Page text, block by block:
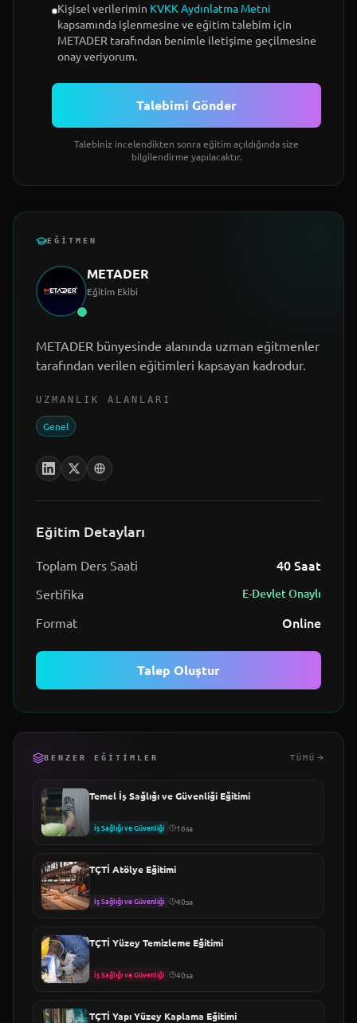
Kişisel verilerimin KVKK Aydınlatma Metni
kapsamında işlenmesine ve eğitim talebim için
METADER tarafından benimle iletişime geçilmesine
onay veriyorum.
Talebimi Gönder
Talebiniz incelendikten sonra eğitim açıldığında size
bilgilendirme yapılacaktır.
EĞITMEN
METADER
Eğitim Ekibi
METADER bünyesinde alanında uzman eğitmenler
tarafından verilen eğitimleri kapsayan kadrodur.
UZMANLIK ALANLARI
Genel
Eğitim Detayları
Toplam Ders Saati 40Saat
Sertifika E-Devlet Onaylı
Format Online
Talep Oluştur
BENZER EĞITIMLER TÜMÜ
Temel İş Sağlığı ve Güvenliği Eğitimi
İş Sağlığı ve Güvenliği 16sa
TÇTİ Atölye Eğitimi
İş Sağlığı ve Güvenliği 40sa
TÇTİ Yüzey Temizleme Eğitimi
İş Sağlığı ve Güvenliği 40sa
TÇTİ Yapı Yüzey Kaplama Eğitimi